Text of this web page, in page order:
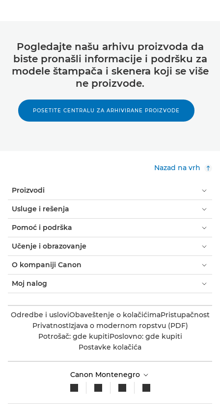
Pogledajte našu arhivu proizvoda da
biste pronašli informacije i podršku za
modele štampača i skenera koji se više
ne proizvode.
POSETITE CENTRALU ZA ARHIVIRANE PROIZVODE
Nazad na vrh
Proizvodi
Usluge i rešenja
Pomoć i podrška
Učenje i obrazovanje
O kompaniji Canon
Moj nalog
Odredbe i usloviObaveštenje o kolačićimaPristupačnost
PrivatnostIzjava o modernom ropstvu (PDF)
Potrošač: gde kupitiPoslovno: gde kupiti
Postavke kolačića
Canon Montenegro